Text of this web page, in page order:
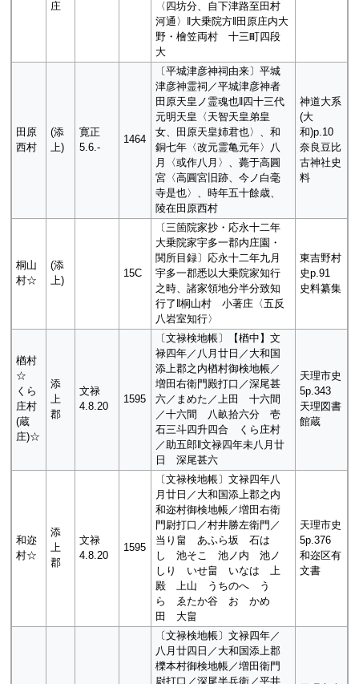
庄
〈四坊分、自下津路至田村
河通〉‖大乗院方‖田原庄内大
野・檜笠両村 十三町四段
大
田原
西村
(添
上)
寛正
5.6.-
1464
〔平城津彦神祠由来〕平城
津彦神霊祠／平城津彦神者
田原天皇ノ霊魂也‖四十三代
元明天皇〈天智天皇弟皇
女、田原天皇姉君也〉、和
銅七年〈改元霊亀元年〉八
月〈或作八月〉、薨于高圓
宮〈高圓宮旧跡、今ノ白毫
寺是也〉、時年五十餘歳、
陵在田原西村
神道大系
(大
和)p.10
奈良豆比
古神社史
料
桐山
村☆
(添
上)
15C
〔三箇院家抄・応永十二年
大乗院家宇多一郡内庄園・
関所目録〕応永十二年九月
宇多一郡悉以大乗院家知行
之時、諸家領地分半分致知
行了‖桐山村 小著庄〈五反
八岩室知行〉
東吉野村
史p.91
史料纂集
楢村
☆
くら
庄村
(蔵
庄)☆
添
上
郡
文禄
4.8.20
1595
〔文禄検地帳〕【楢中】文
禄四年／八月廿日／大和国
添上郡之内楢村御検地帳／
増田右衛門殿打口／深尾甚
六／まめた／上田 十六間
／十六間 八畝拾六分 壱
石三斗四升四合 くら庄村
／助五郎‖文禄四年未八月廿
日 深尾甚六
天理市史
5p.343
天理図書
館蔵
和迩
村☆
添
上
郡
文禄
4.8.20
1595
〔文禄検地帳〕文禄四年八
月廿日／大和国添上郡之内
和迩村御検地帳／増田右衛
門尉打口／村井勝左衛門／
当り畠 あふら坂 石は
し 池そこ 池ノ内 池ノ
しり いせ畠 いなは 上
殿 上山 うちのへ う
ら ゑたか谷 おゝかめ
田 大畠
天理市史
5p.376
和迩区有
文書
〔文禄検地帳〕文禄四年／
八月廿四日／大和国添上郡
櫟本村御検地帳／増田衛門
尉打口／深尾半兵衛／平井